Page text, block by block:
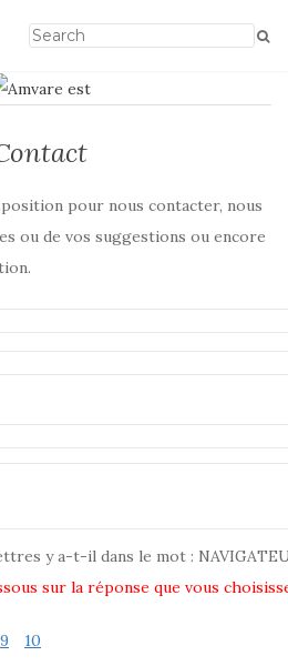
pour nous contacter, nous
ou de vos suggestions ou encore
y a-t-il dans le mot :
sur la réponse que vous
9 10